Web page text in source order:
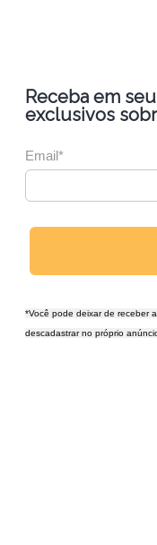
Receba em
exclusivos
Email*
*Você pode deixar de receber
descadastrar no próprio